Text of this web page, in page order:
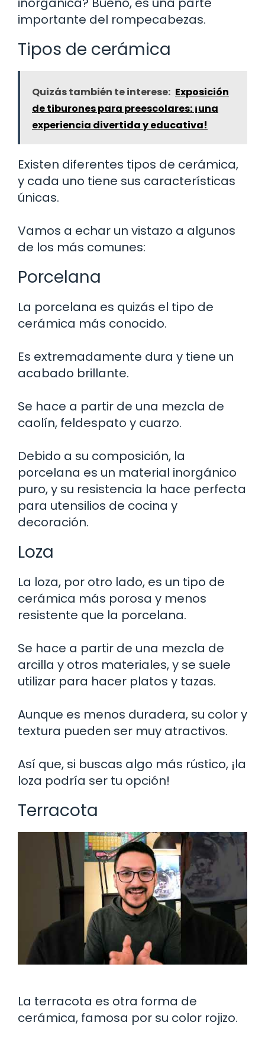
importante del rompecabezas.
Tipos de cerámica
Quizás también te interese: Exposición
de tiburones para preescolares: ¡una
experiencia divertida y educativa!
Existen diferentes tipos de cerámica,
y cada uno tiene sus características
únicas.
Vamos a echar un vistazo a algunos
de los más comunes:
Porcelana
La porcelana es quizás el tipo de
cerámica más conocido.
Es extremadamente dura y tiene un
acabado brillante.
Se hace a partir de una mezcla de
caolín, feldespato y cuarzo.
Debido a su composición, la
porcelana es un material inorgánico
puro, y su resistencia la hace perfecta
para utensilios de cocina y
decoración.
Loza
La loza, por otro lado, es un tipo de
cerámica más porosa y menos
resistente que la porcelana.
Se hace a partir de una mezcla de
arcilla y otros materiales, y se suele
utilizar para hacer platos y tazas.
Aunque es menos duradera, su color y
textura pueden ser muy atractivos.
Así que, si buscas algo más rústico, ¡la
loza podría ser tu opción!
Terracota
La terracota es otra forma de
cerámica, famosa por su color rojizo.